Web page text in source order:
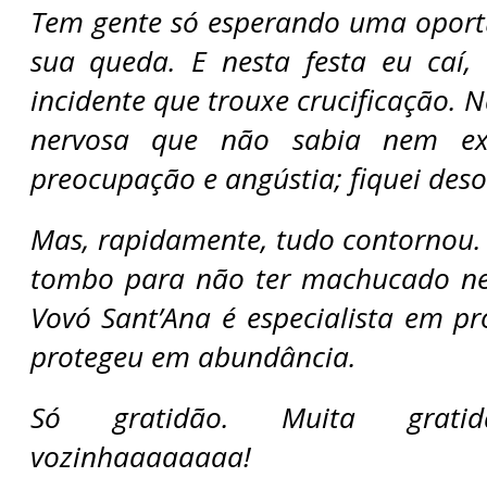
Tem gente só esperando uma
sua queda. E nesta festa eu caí,
incidente que trouxe crucificação.
nervosa que não sabia nem
preocupação e angústia; fiquei
Mas, rapidamente, tudo
tombo para não ter machucado
Vovó Sant’Ana é especialista em
protegeu em abundância.
Só gratidão. Muita
vozinhaaaaaaaa!